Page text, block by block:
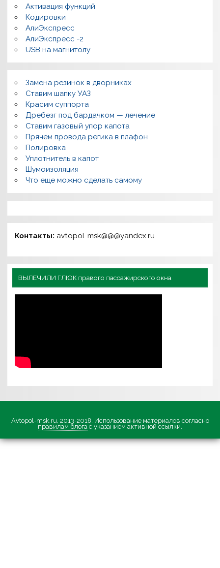
ы
Активация функций
Кодировки
АлиЭкспресс
АлиЭкспресс -2
USB на магнитолу
Замена резинок в дворниках
Ставим шапку УАЗ
Красим суппорта
Дребезг под бардачком — лечение
Ставим газовый упор капота
Прячем провода регика в плафон
Полировка
Уплотнитель в капот
Шумоизоляция
Что еще можно сделать самому
Контакты: avtopol-msk@@@yandex.ru
ВЫЛЕЧИЛИ ГЛЮК правого пассажирского окна
Avtopol-msk.ru, 2013-2018. Использование материалов согласно
правилам блога с указанием активной ссылки.